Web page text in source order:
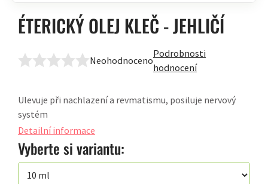
ÉTERICKÝ OLEJ KLEČ - JEHLIČÍ
Průměrné
produktu
z
5
hvězdiček.
Neohodnoceno
Podrobnosti
hodnocení
Vyberte si variantu:
Ulevuje při nachlazení a revmatismu, posiluje nervový
systém
Detailní informace